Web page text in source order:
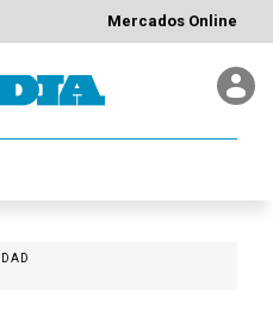
Mercados Online